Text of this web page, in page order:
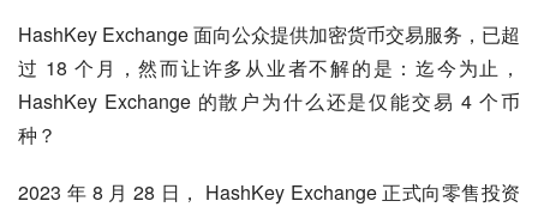
HashKey Exchange 面向公众提供加密货币交易服务，已超
过 18 个月，然而让许多从业者不解的是：迄今为止，
HashKey Exchange 的散户为什么还是仅能交易 4 个币
种？
2023 年 8 月 28 日， HashKey Exchange 正式向零售投资